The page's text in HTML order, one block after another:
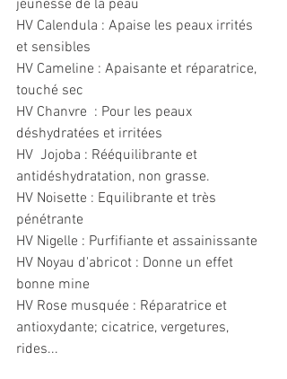
jeunesse de la peau
HV Calendula : Apaise les peaux irrités
et sensibles
HV Cameline : Apaisante et réparatrice,
touché sec
HV Chanvre  : Pour les peaux
déshydratées et irritées
HV  Jojoba : Rééquilibrante et
antidéshydratation, non grasse.
HV Noisette : Equilibrante et très
pénétrante
HV Nigelle : Purfifiante et assainissante
HV Noyau d'abricot : Donne un effet
bonne mine
HV Rose musquée : Réparatrice et
antioxydante; cicatrice, vergetures,
rides...